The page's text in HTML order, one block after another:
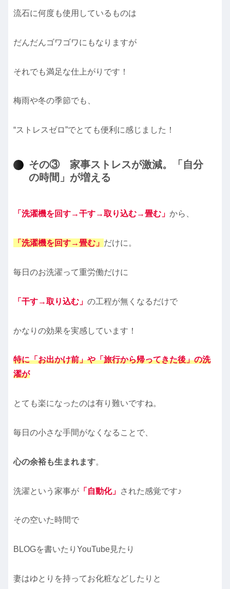
流石に何度も使用しているものは
だんだんゴワゴワにもなりますが
それでも満足な仕上がりです！
梅雨や冬の季節でも、
“ストレスゼロ”でとても便利に感じました！
その③ 家事ストレスが激減。「自分
の時間」が増える
「洗濯機を回す→干す→取り込む→畳む」 から、
「洗濯機を回す→畳む」 だけに。
毎日のお洗濯って重労働だけに
「干す→取り込む」 の工程が無くなるだけで
かなりの効果を実感しています！
特に「お出かけ前」や「旅行から帰ってきた後」の洗
濯が
とても楽になったのは有り難いですね。
毎日の小さな手間がなくなることで、
心の余裕も生まれます。
洗濯という家事が 「自動化」 された感覚です♪
その空いた時間で
BLOGを書いたりYouTube見たり
妻はゆとりを持ってお化粧などしたりと